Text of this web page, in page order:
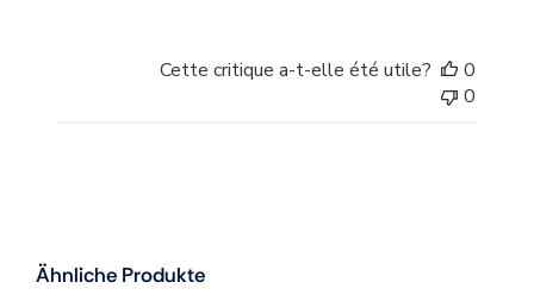
Cette critique a-t-elle été utile?
0
0
Ähnliche Produkte